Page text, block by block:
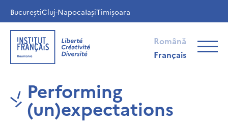
BucureștiCluj-NapocaIașiTimișoara
Română
Français
Performing
(un)expectations